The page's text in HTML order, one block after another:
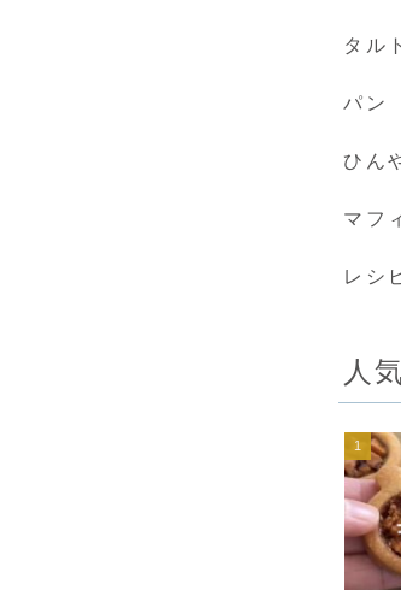
タルト
パン
ひん
マフ
レシ
人